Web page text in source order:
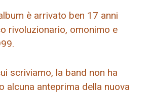
è arrivato ben 17 anni
rivoluzionario, omonimo e
scriviamo, la band non ha
alcuna anteprima della nuova